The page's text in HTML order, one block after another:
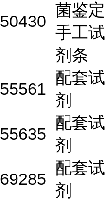
50430
菌鉴定
手工试
剂条
55561
配套试
剂
55635
配套试
剂
69285
配套试
剂